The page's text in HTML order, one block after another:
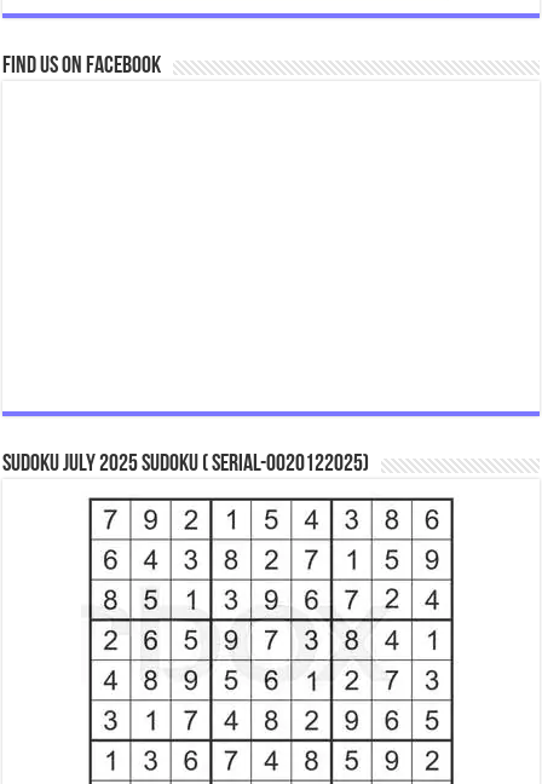
Find us on Facebook
Sudoku July 2025 Sudoku ( Serial-0020122025)